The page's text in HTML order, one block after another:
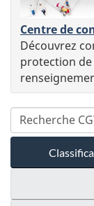
Centre de
Découvrez
protection de